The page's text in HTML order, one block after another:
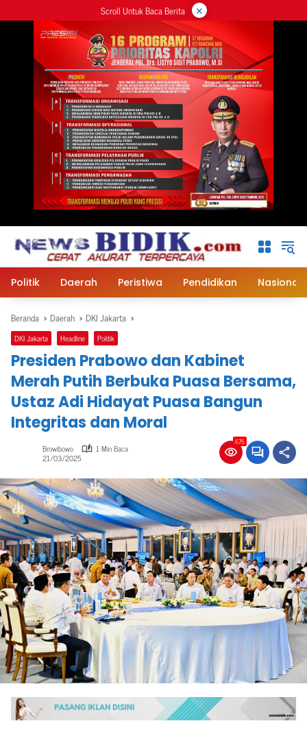
ke
Scroll Untuk Baca Berita ×
Politik Daerah Peristiwa Pendidikan Nasional
Beranda Daerah DKI Jakarta
DKI Jakarta Headline Politik
Presiden Prabowo dan Kabinet
Merah Putih Berbuka Puasa Bersama,
Ustaz Adi Hidayat Puasa Bangun
Integritas dan Moral
Browibowo 1 Min Baca
21/03/2025
675